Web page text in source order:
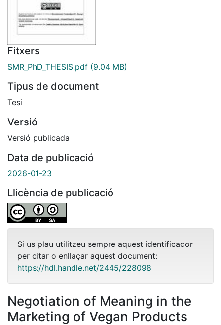
Fitxers
SMR_PhD_THESIS.pdf (9.04 MB)
Tipus de document
Tesi
Versió
Versió publicada
Data de publicació
2026-01-23
Llicència de publicació
Si us plau utilitzeu sempre aquest identificador
per citar o enllaçar aquest document:
https://hdl.handle.net/2445/228098
Negotiation of Meaning in the
Marketing of Vegan Products